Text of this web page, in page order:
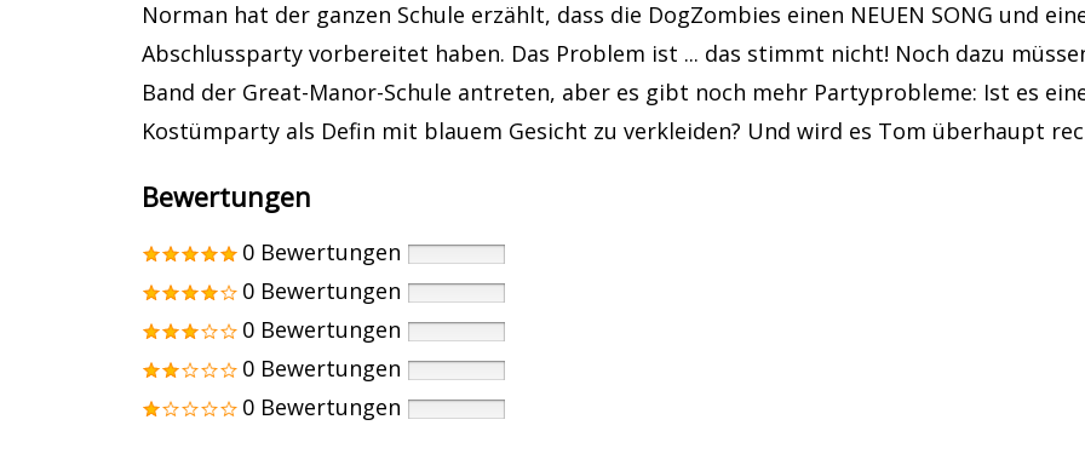
Norman hat der ganzen Schule erzählt, dass die DogZombies einen NEUEN SONG und
Abschlussparty vorbereitet haben. Das Problem ist ... das stimmt nicht! Noch dazu
Band der Great-Manor-Schule antreten, aber es gibt noch mehr Partyprobleme: Ist es
Kostümparty als Defin mit blauem Gesicht zu verkleiden? Und wird es Tom überhaupt
Bewertungen
0 Bewertungen
0 Bewertungen
0 Bewertungen
0 Bewertungen
0 Bewertungen